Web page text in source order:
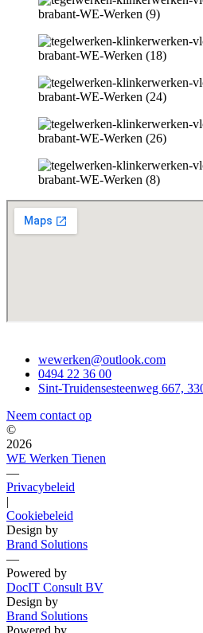
wewerken@outlook.com
0494 22 36 00
Sint-Truidensesteenweg 667,
Neem contact op
©
2026
WE Werken Tienen
—
Privacybeleid
|
Cookiebeleid
Design by
Brand Solutions
—
Powered by
DocIT Consult BV
Design by
Brand Solutions
Powered by